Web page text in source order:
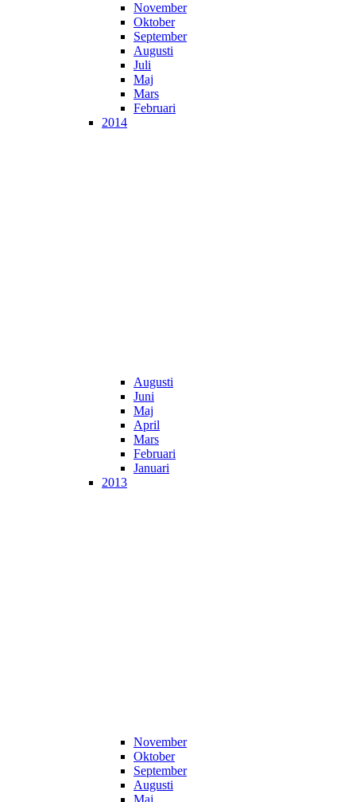
November
Oktober
September
Augusti
Juli
Maj
Mars
Februari
2014
Augusti
Juni
Maj
April
Mars
Februari
Januari
2013
November
Oktober
September
Augusti
Maj